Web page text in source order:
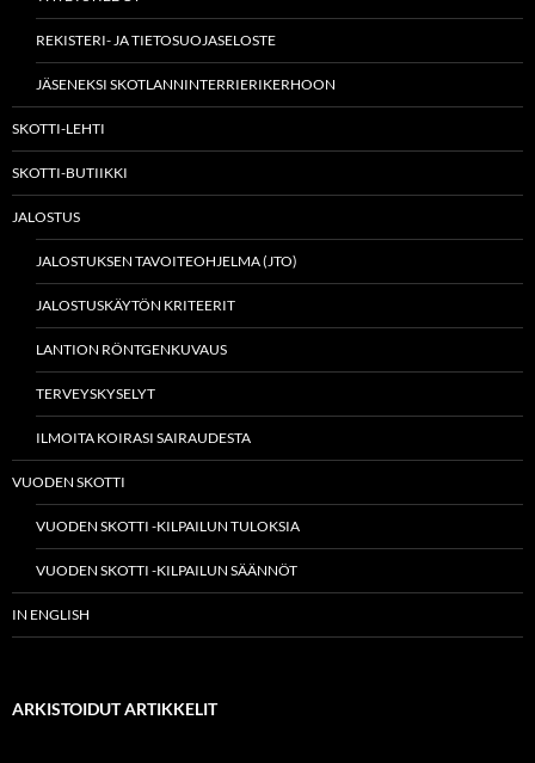
REKISTERI- JA TIETOSUOJASELOSTE
JÄSENEKSI SKOTLANNINTERRIERIKERHOON
SKOTTI-LEHTI
SKOTTI-BUTIIKKI
JALOSTUS
JALOSTUKSEN TAVOITEOHJELMA (JTO)
JALOSTUSKÄYTÖN KRITEERIT
LANTION RÖNTGENKUVAUS
TERVEYSKYSELYT
ILMOITA KOIRASI SAIRAUDESTA
VUODEN SKOTTI
VUODEN SKOTTI -KILPAILUN TULOKSIA
VUODEN SKOTTI -KILPAILUN SÄÄNNÖT
IN ENGLISH
ARKISTOIDUT ARTIKKELIT